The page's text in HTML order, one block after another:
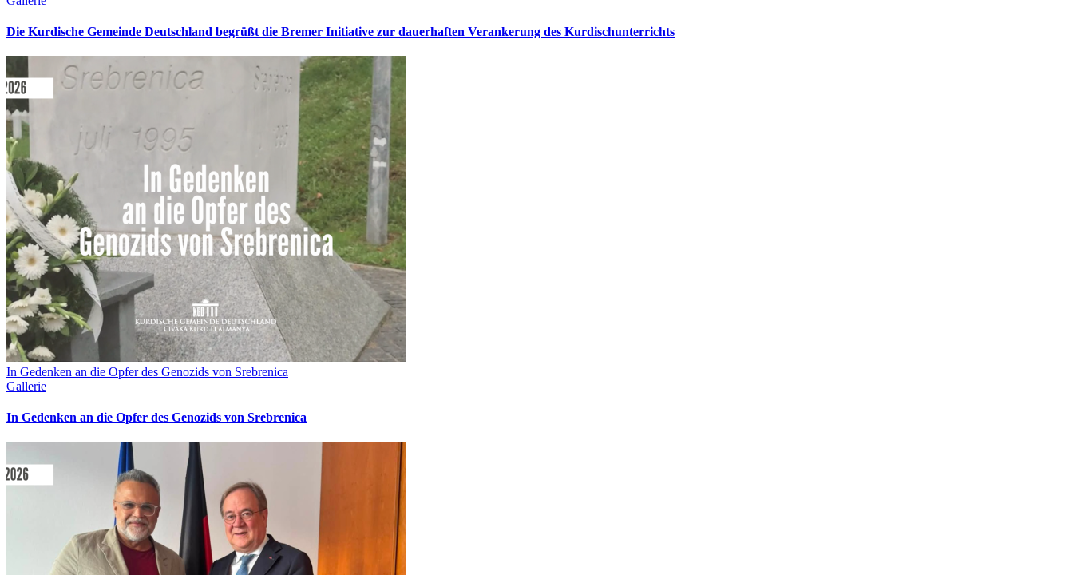
Die Kurdische Gemeinde Deutschland begrüßt die Bremer Initiative zur dauerhaften Verankerung des Kurdischunterrichts
In Gedenken an die Opfer des Genozids von Srebrenica
Gallerie
In Gedenken an die Opfer des Genozids von Srebrenica